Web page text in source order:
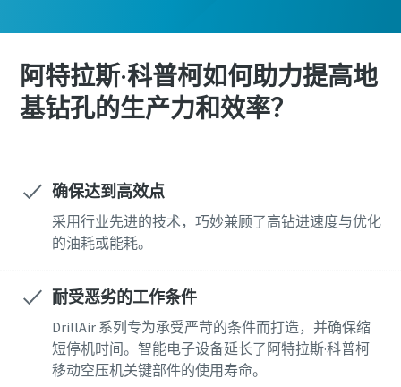
阿特拉斯·科普柯如何助力提高地
基钻孔的生产力和效率？
确保达到高效点
采用行业先进的技术，巧妙兼顾了高钻进速度与优化
的油耗或能耗。
耐受恶劣的工作条件
DrillAir 系列专为承受严苛的条件而打造，并确保缩
短停机时间。智能电子设备延长了阿特拉斯·科普柯
移动空压机关键部件的使用寿命。